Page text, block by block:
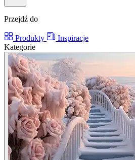
Przejdź do
Produkty
Inspiracje
Kategorie